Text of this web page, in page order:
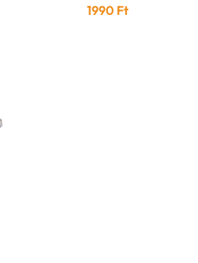
1990 Ft